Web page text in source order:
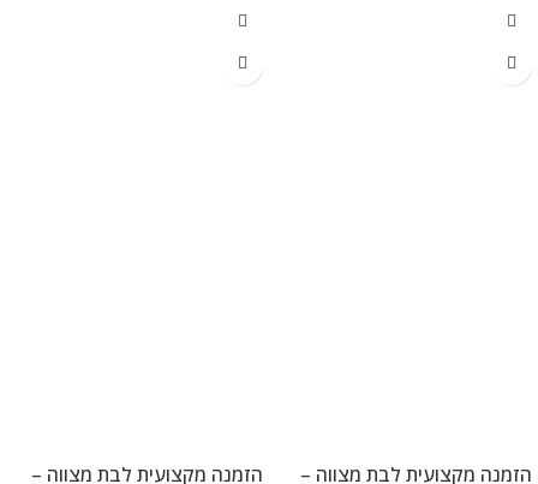
הזמנה מקצועית לבת מצווה –
הזמנה מקצועית לבת מצווה –